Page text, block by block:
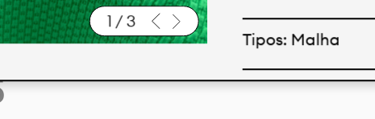
1 /3
Tipos: Malha
Baixar ficha